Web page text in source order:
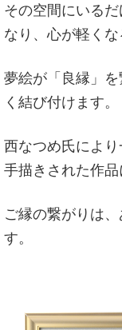
その空間にいる
なり、心が軽く
夢絵が「良縁」
く結び付けます。
西なつめ氏によ
手描きされた作品
ご縁の繋がりは
す。